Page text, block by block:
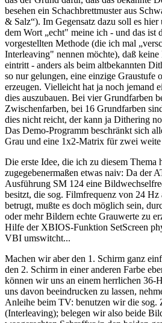
besehen ein Schachbrettmuster aus
& Salz“). Im Gegensatz dazu soll es
dem Wort „echt" meine ich - und das ist
vorgestellten Methode (die ich mal
Interleaving" nennen möchte), daß
eintritt - anders als beim altbekannten
so nur gelungen, eine einzige Graustufe
erzeugen. Vielleicht hat ja noch jemand
dies auszubauen. Bei vier Grundfarben
Zwischenfarben, bei 16 Grundfarben
dies nicht reicht, der kann ja Dithering
Das Demo-Programm beschränkt sich
Grau und eine 1x2-Matrix für zwei weite
Die erste Idee, die ich zu diesem Thema
zugegebenermaßen etwas naiv: Da der
Ausführung SM 124 eine
besitzt, die sog. Filmfrequenz von 24
betrugt, mußte es doch möglich sein,
oder mehr Bildern echte Grauwerte zu
Hilfe der XBIOS-Funktion SetScreen
VBI umswitcht...
Machen wir aber den 1. Schirm ganz
den 2. Schirm in einer anderen Farbe
können wir uns an einem herrlichen 36-
uns davon beeindrucken zu lassen,
Anleihe beim TV: benutzen wir die sog.
(Interleaving); belegen wir also beide